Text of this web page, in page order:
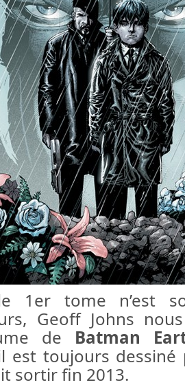
1er tome n’est
Geoff Johns
de Batman
est toujours
sortir fin 2013.